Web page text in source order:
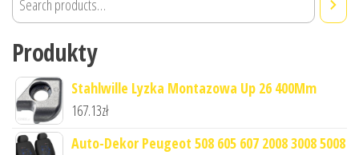
Produkty
Stahlwille Lyzka Montazowa Up 26 400Mm
167.13zł
Auto-Dekor Peugeot 508 605 607 2008 3008 5008